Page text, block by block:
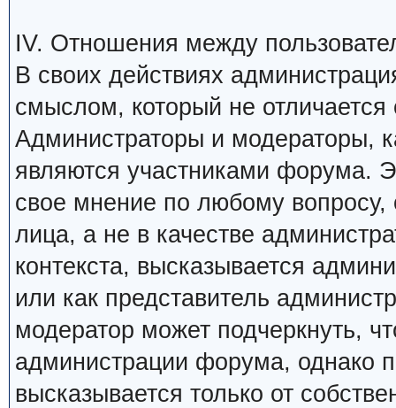
IV. Отношения между
В своих действиях
смыслом, который не отличается
Администраторы и модераторы,
являются участниками форума.
свое мнение по любому
лица, а не в качестве
контекста, высказывается
или как представитель
модератор может подчеркнуть,
администрации форума, однако
высказывается только от